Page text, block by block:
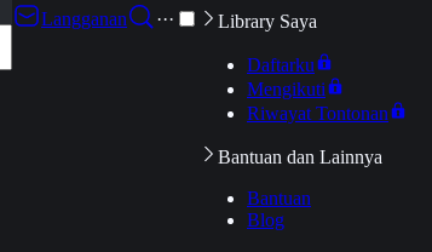
Langganan
··· Library Saya
Daftarku
Mengikuti
Riwayat Tontonan
Bantuan dan Lainnya
Bantuan
Blog